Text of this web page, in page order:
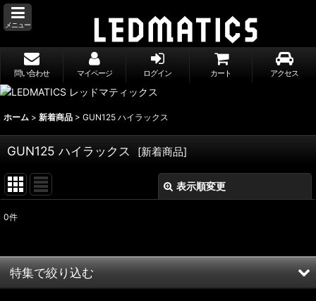
メニュー
問い合わせ マイページ ログイン カート アクセス
ホーム > 新着商品 > GUN125 ハイラックス
GUN125 ハイラックス [新着商品]
表示順変更
並び順:
0件
特集で絞り込む